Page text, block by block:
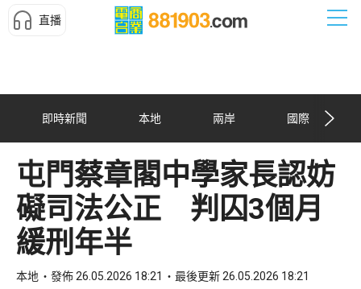
直播
即時新聞 本地 兩岸 國際
屯門蔡章閣中學家長認妨
礙司法公正 判囚3個月
緩刑年半
本地 發佈 26.05.2026 18:21 最後更新 26.05.2026 18:21